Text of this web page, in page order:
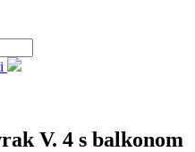
V. 4 s balkonom